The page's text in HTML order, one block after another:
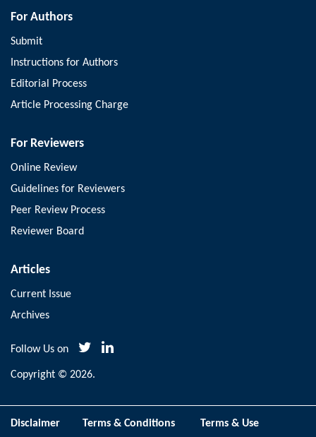
For Authors
Submit
Instructions for Authors
Editorial Process
Article Processing Charge
For Reviewers
Online Review
Guidelines for Reviewers
Peer Review Process
Reviewer Board
Articles
Current Issue
Archives
Follow Us on
Copyright © 2026.
Disclaimer Terms & Conditions Terms & Use